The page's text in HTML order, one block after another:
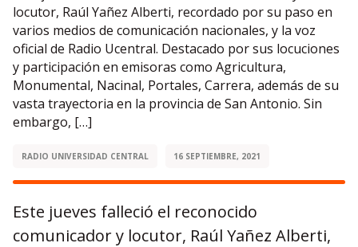
locutor, Raúl Yañez Alberti, recordado por su paso en
varios medios de comunicación nacionales, y la voz
oficial de Radio Ucentral. Destacado por sus locuciones
y participación en emisoras como Agricultura,
Monumental, Nacinal, Portales, Carrera, además de su
vasta trayectoria en la provincia de San Antonio. Sin
embargo, […]
RADIO UNIVERSIDAD CENTRAL 16 SEPTIEMBRE, 2021
Este jueves falleció el reconocido
comunicador y locutor, Raúl Yañez Alberti,